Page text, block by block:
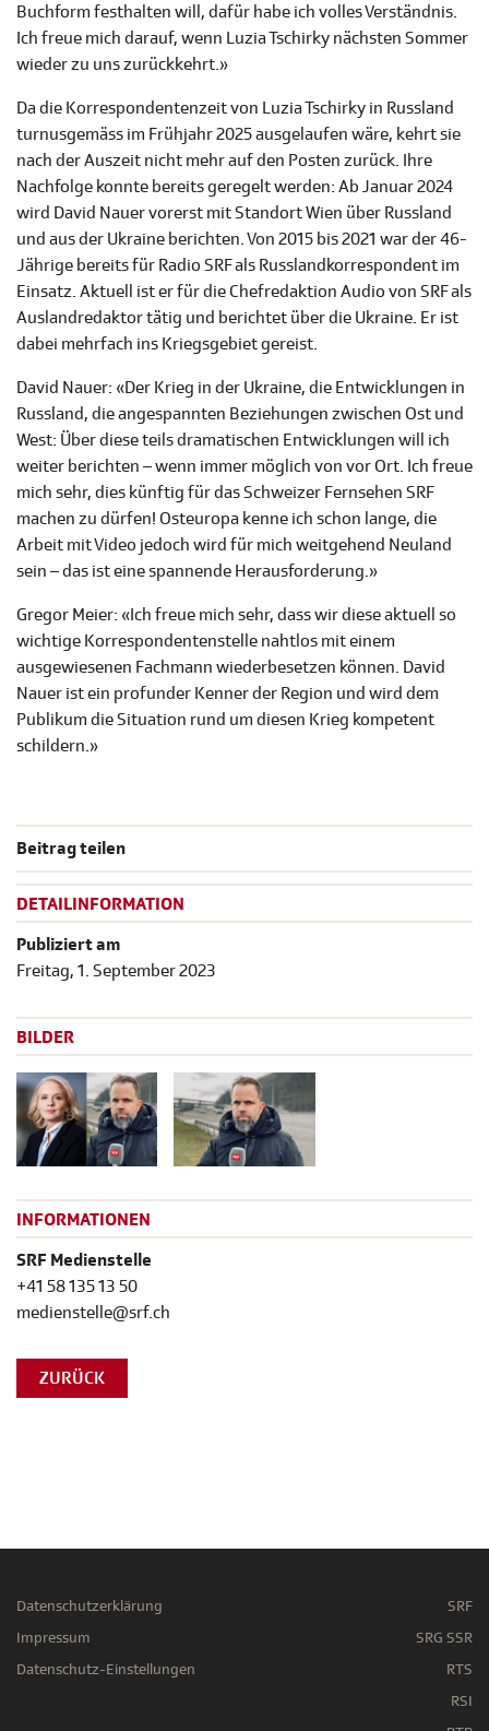
Buchform festhalten will, dafür habe ich volles Verständnis.
Ich freue mich darauf, wenn Luzia Tschirky nächsten Sommer
wieder zu uns zurückkehrt.»
Da die Korrespondentenzeit von Luzia Tschirky in Russland
turnusgemäss im Frühjahr 2025 ausgelaufen wäre, kehrt sie
nach der Auszeit nicht mehr auf den Posten zurück. Ihre
Nachfolge konnte bereits geregelt werden: Ab Januar 2024
wird David Nauer vorerst mit Standort Wien über Russland
und aus der Ukraine berichten. Von 2015 bis 2021 war der 46-
Jährige bereits für Radio SRF als Russlandkorrespondent im
Einsatz. Aktuell ist er für die Chefredaktion Audio von SRF als
Auslandredaktor tätig und berichtet über die Ukraine. Er ist
dabei mehrfach ins Kriegsgebiet gereist.
David Nauer: «Der Krieg in der Ukraine, die Entwicklungen in
Russland, die angespannten Beziehungen zwischen Ost und
West: Über diese teils dramatischen Entwicklungen will ich
weiter berichten – wenn immer möglich von vor Ort. Ich freue
mich sehr, dies künftig für das Schweizer Fernsehen SRF
machen zu dürfen! Osteuropa kenne ich schon lange, die
Arbeit mit Video jedoch wird für mich weitgehend Neuland
sein – das ist eine spannende Herausforderung.»
Gregor Meier: «Ich freue mich sehr, dass wir diese aktuell so
wichtige Korrespondentenstelle nahtlos mit einem
ausgewiesenen Fachmann wiederbesetzen können. David
Nauer ist ein profunder Kenner der Region und wird dem
Publikum die Situation rund um diesen Krieg kompetent
schildern.»
Beitrag teilen
DETAILINFORMATION
Publiziert am
Freitag, 1. September 2023
BILDER
INFORMATIONEN
SRF Medienstelle
+41 58 135 13 50
medienstelle@srf.ch
ZURÜCK
Datenschutzerklärung
Impressum
Datenschutz-Einstellungen
SRF
SRG SSR
RTS
RSI